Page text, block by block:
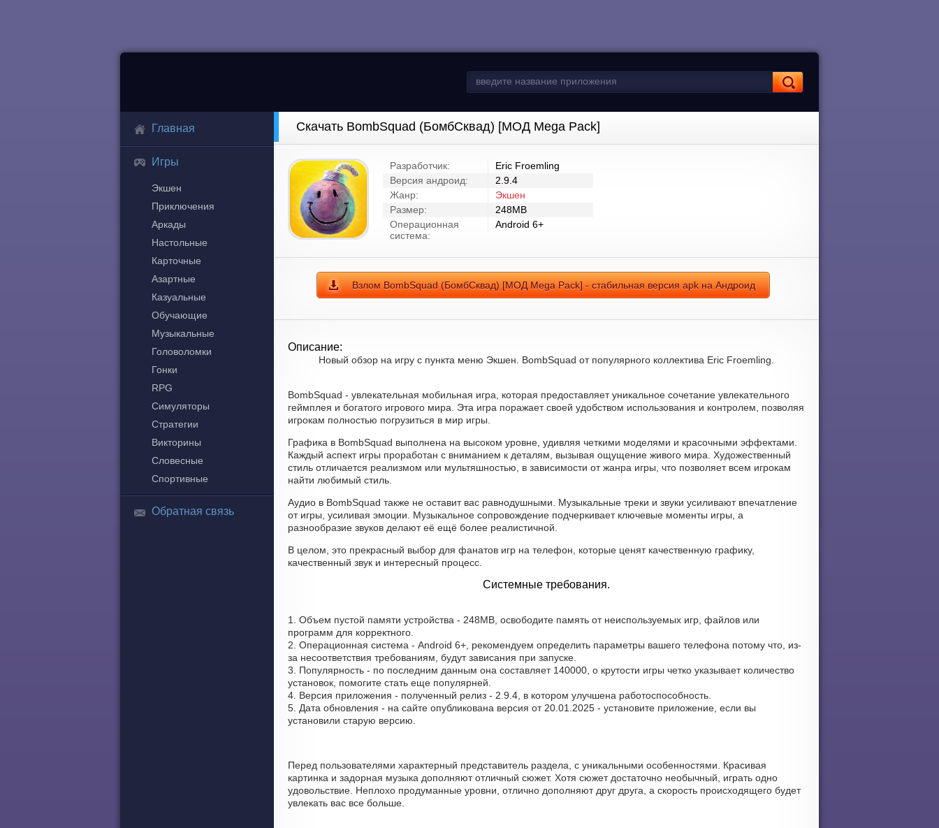
Главная
Игры
Экшен
Приключения
Аркады
Настольные
Карточные
Азартные
Казуальные
Обучающие
Музыкальные
Головоломки
Гонки
RPG
Симуляторы
Стратегии
Викторины
Словесные
Спортивные
Обратная связь
Скачать BombSquad (БомбСквад) [МОД Mega Pack]
Разработчик:
Eric Froemling
Версия андроид:
2.9.4
Жанр:
Экшен
Размер:
248MB
Операционная
система:
Android 6+
Взлом BombSquad (БомбСквад) [МОД Mega Pack] - стабильная версия apk на Андроид
Описание:
Новый обзор на игру с пункта меню Экшен. BombSquad от популярного коллектива Eric Froemling.
BombSquad - увлекательная мобильная игра, которая предоставляет уникальное сочетание увлекательного
геймплея и богатого игрового мира. Эта игра поражает своей удобством использования и контролем, позволяя
игрокам полностью погрузиться в мир игры.
Графика в BombSquad выполнена на высоком уровне, удивляя четкими моделями и красочными эффектами.
Каждый аспект игры проработан с вниманием к деталям, вызывая ощущение живого мира. Художественный
стиль отличается реализмом или мультяшностью, в зависимости от жанра игры, что позволяет всем игрокам
найти любимый стиль.
Аудио в BombSquad также не оставит вас равнодушными. Музыкальные треки и звуки усиливают впечатление
от игры, усиливая эмоции. Музыкальное сопровождение подчеркивает ключевые моменты игры, а
разнообразие звуков делают её ещё более реалистичной.
В целом, это прекрасный выбор для фанатов игр на телефон, которые ценят качественную графику,
качественный звук и интересный процесс.
Системные требования.
1. Объем пустой памяти устройства - 248MB, освободите память от неиспользуемых игр, файлов или
программ для корректного.
2. Операционная система - Android 6+, рекомендуем определить параметры вашего телефона потому что, из-
за несоответствия требованиям, будут зависания при запуске.
3. Популярность - по последним данным она составляет 140000, о крутости игры четко указывает количество
установок, помогите стать еще популярней.
4. Версия приложения - полученный релиз - 2.9.4, в котором улучшена работоспособность.
5. Дата обновления - на сайте опубликована версия от 20.01.2025 - установите приложение, если вы
установили старую версию.
Перед пользователями характерный представитель раздела, с уникальными особенностями. Красивая
картинка и задорная музыка дополняют отличный сюжет. Хотя сюжет достаточно необычный, играть одно
удовольствие. Неплохо продуманные уровни, отлично дополняют друг друга, а скорость происходящего будет
увлекать вас все больше.